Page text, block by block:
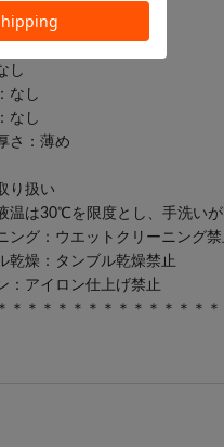
ス】
し
なし
なし
さ：薄め
り扱い
温は30℃を限度とし、手洗いが
ング：ウエットクリーニング禁
乾燥：タンブル乾燥禁止
：アイロン仕上げ禁止
＊＊＊＊＊＊＊＊＊＊＊＊＊＊